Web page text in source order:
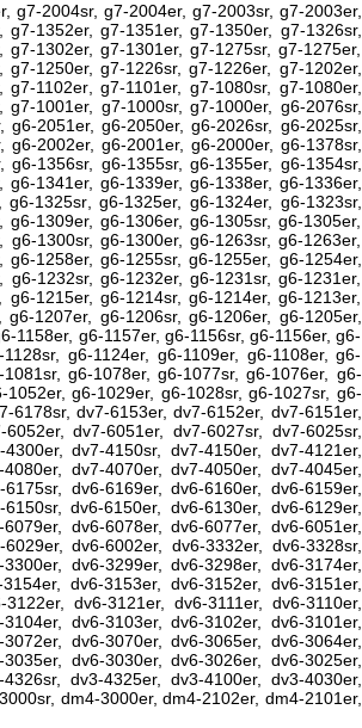
g7-2004sr, g7-2004er, g7-2003sr, g7-2003er,
1352er, g7-1351er, g7-1350er, g7-1326sr,
1302er, g7-1301er, g7-1275sr, g7-1275er,
1250er, g7-1226sr, g7-1226er, g7-1202er,
1102er, g7-1101er, g7-1080sr, g7-1080er,
1001er, g7-1000sr, g7-1000er, g6-2076sr,
2051er, g6-2050er, g6-2026sr, g6-2025sr,
2002er, g6-2001er, g6-2000er, g6-1378sr,
1356sr, g6-1355sr, g6-1355er, g6-1354sr,
1341er, g6-1339er, g6-1338er, g6-1336er,
1325sr, g6-1325er, g6-1324er, g6-1323sr,
1309er, g6-1306er, g6-1305sr, g6-1305er,
1300sr, g6-1300er, g6-1263sr, g6-1263er,
1258er, g6-1255sr, g6-1255er, g6-1254er,
1232sr, g6-1232er, g6-1231sr, g6-1231er,
1215er, g6-1214sr, g6-1214er, g6-1213er,
1207er, g6-1206sr, g6-1206er, g6-1205er,
1158er, g6-1157er, g6-1156sr, g6-1156er, g6-
g6-1124er, g6-1109er, g6-1108er, g6-
g6-1078er, g6-1077sr, g6-1076er, g6-
g6-1029er, g6-1028sr, g6-1027sr, g6-
6178sr, dv7-6153er, dv7-6152er, dv7-6151er,
dv7-6051er, dv7-6027sr, dv7-6025sr,
dv7-4150sr, dv7-4150er, dv7-4121er,
dv7-4070er, dv7-4050er, dv7-4045er,
dv6-6169er, dv6-6160er, dv6-6159er,
dv6-6150er, dv6-6130er, dv6-6129er,
dv6-6078er, dv6-6077er, dv6-6051er,
dv6-6002er, dv6-3332er, dv6-3328sr,
dv6-3299er, dv6-3298er, dv6-3174er,
dv6-3153er, dv6-3152er, dv6-3151er,
dv6-3121er, dv6-3111er, dv6-3110er,
dv6-3103er, dv6-3102er, dv6-3101er,
dv6-3070er, dv6-3065er, dv6-3064er,
dv6-3030er, dv6-3026er, dv6-3025er,
dv3-4325er, dv3-4100er, dv3-4030er,
dm4-3000er, dm4-2102er, dm4-2101er,